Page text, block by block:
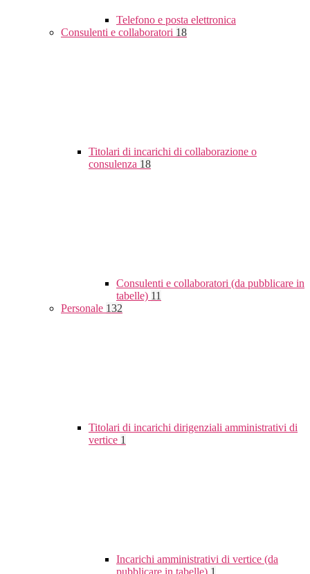
Telefono e posta elettronica
Consulenti e collaboratori 18
Titolari di incarichi di collaborazione o
consulenza 18
Consulenti e collaboratori (da pubblicare in
tabelle) 11
Personale 132
Titolari di incarichi dirigenziali amministrativi di
vertice 1
Incarichi amministrativi di vertice (da